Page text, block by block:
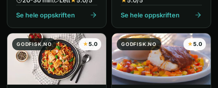
Se hele oppskriften Se hele oppskriften
GODFISK.NO ★5.0 GODFISK.NO ★5.0